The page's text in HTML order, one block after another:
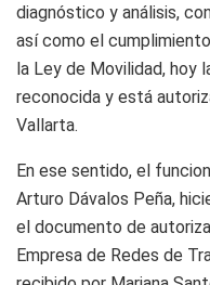
diagnóstico y análisis,
así como el
la Ley de Movilidad, hoy
reconocida y está
Vallarta.
En ese sentido, el
Arturo Dávalos Peña,
el documento de
Empresa de Redes de